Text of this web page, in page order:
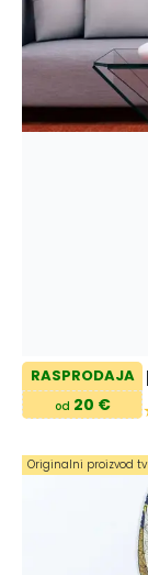
RASPRODAJA
od 20 €
Originalni proizvod